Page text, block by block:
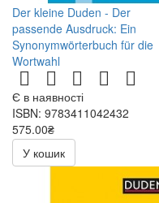
Der kleine Duden - Der
passende Ausdruck: Ein
Synonymwörterbuch für die
Wortwahl
Є в наявності
ISBN: 9783411042432
575.00₴
У кошик